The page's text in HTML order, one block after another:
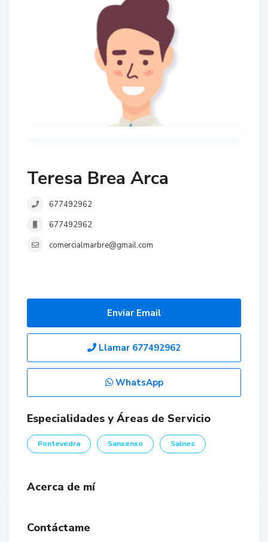
Teresa Brea Arca
677492962
677492962
comercialmarbre@gmail.com
Enviar Email
Llamar 677492962
WhatsApp
Especialidades y Áreas de Servicio
Pontevedra Sanxenxo Salnes
Acerca de mí
Contáctame